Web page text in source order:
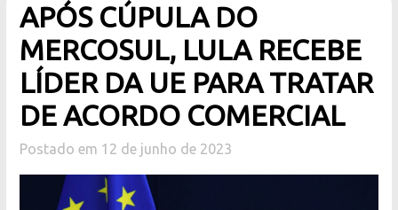
APÓS CÚPULA DO
MERCOSUL, LULA RECEBE
LÍDER DA UE PARA TRATAR
DE ACORDO COMERCIAL
Postado em 12 de junho de 2023